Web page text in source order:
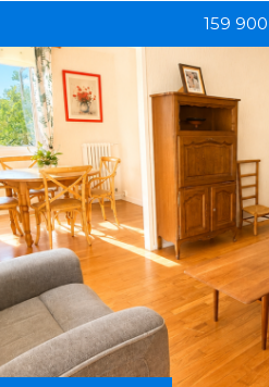
159 900